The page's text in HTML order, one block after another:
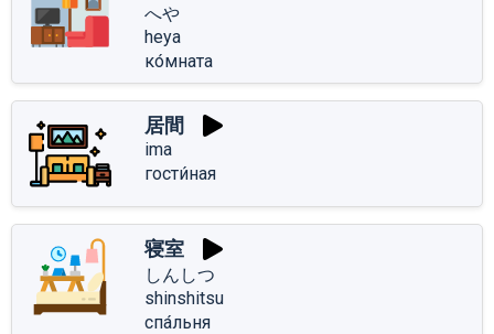
へや
heya
ко́мната
居間
ima
гости́ная
寝室
しんしつ
shinshitsu
спа́льня